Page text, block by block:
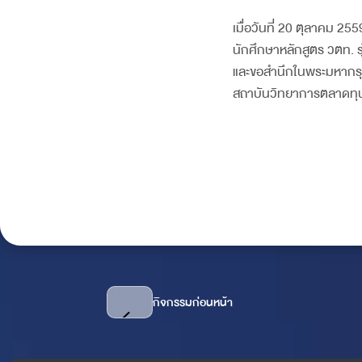
เมื่อวันที่ 20 ตุลาคม
นักศึกษาหลักสูตร วตท.
และขอสำนึกในพระมห
สถาบันวิทยาการตลาด
กิจกรรมก่อนหน้า